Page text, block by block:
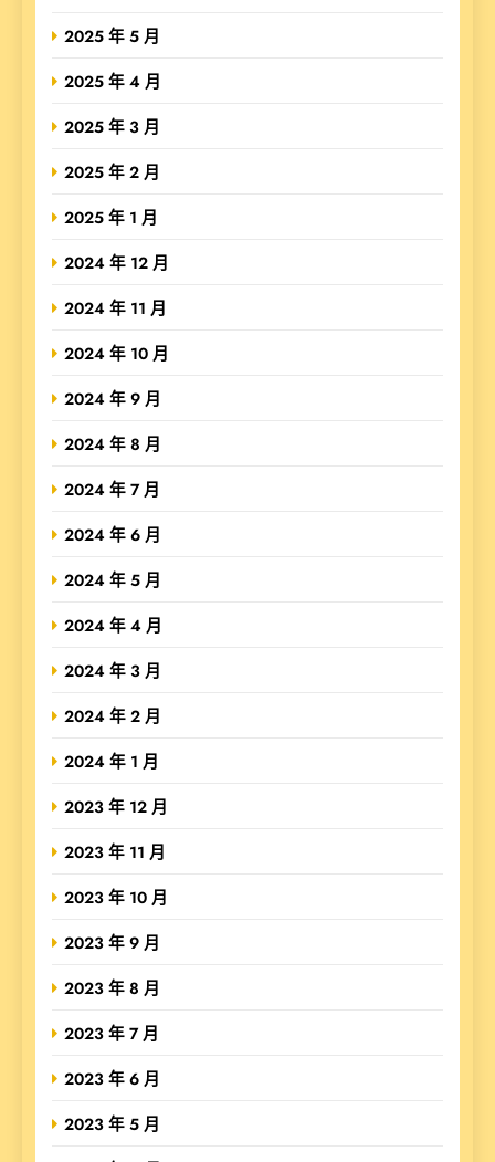
2025 年 5 月
2025 年 4 月
2025 年 3 月
2025 年 2 月
2025 年 1 月
2024 年 12 月
2024 年 11 月
2024 年 10 月
2024 年 9 月
2024 年 8 月
2024 年 7 月
2024 年 6 月
2024 年 5 月
2024 年 4 月
2024 年 3 月
2024 年 2 月
2024 年 1 月
2023 年 12 月
2023 年 11 月
2023 年 10 月
2023 年 9 月
2023 年 8 月
2023 年 7 月
2023 年 6 月
2023 年 5 月